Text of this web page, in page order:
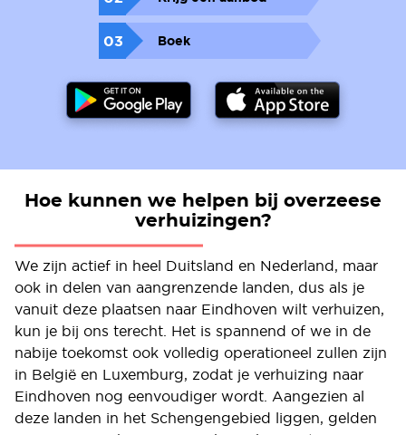
03 Boek
Hoe kunnen we helpen bij overzeese
verhuizingen?
We zijn actief in heel Duitsland en Nederland, maar
ook in delen van aangrenzende landen, dus als je
vanuit deze plaatsen naar Eindhoven wilt verhuizen,
kun je bij ons terecht. Het is spannend of we in de
nabije toekomst ook volledig operationeel zullen zijn
in België en Luxemburg, zodat je verhuizing naar
Eindhoven nog eenvoudiger wordt. Aangezien al
deze landen in het Schengengebied liggen, gelden